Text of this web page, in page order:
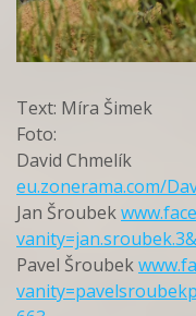
Text: Míra Šimek
Foto:
David Chmelík
eu.zonerama.com/
Jan Šroubek
Pavel Šroubek